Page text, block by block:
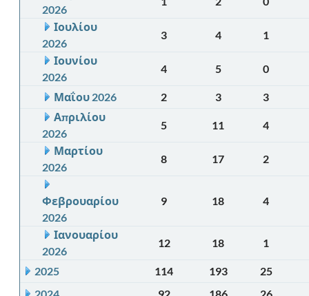
2026
Ιουλίου
2026
3 4
1
Ιουνίου
2026
4 5 0
Μαΐου 2026 2 3
3
Απριλίου
2026
5 11
4
Μαρτίου
2026
8 17 2
Φεβρουαρίου
2026
9 18 4
Ιανουαρίου
2026
12 18 1
2025 114 193
25